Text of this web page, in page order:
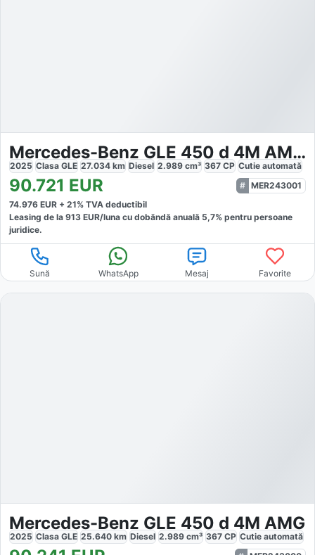
Mercedes-Benz GLE 450 d 4M AMG PREMIUM NIGHT AIRMATIC
2025 Clasa GLE 27.034 km Diesel 2.989 cm³ 367 CP Cutie automată
90.721 EUR
MER243001
74.976 EUR + 21% TVA deductibil
Leasing de la 913 EUR/luna cu dobăndă anuală 5,7% pentru persoane
juridice.
Sună WhatsApp Mesaj Favorite
Mercedes-Benz GLE 450 d 4M AMG
2025 Clasa GLE 25.640 km Diesel 2.989 cm³ 367 CP Cutie automată